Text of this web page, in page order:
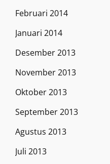
Februari 2014
Januari 2014
Desember 2013
November 2013
Oktober 2013
September 2013
Agustus 2013
Juli 2013